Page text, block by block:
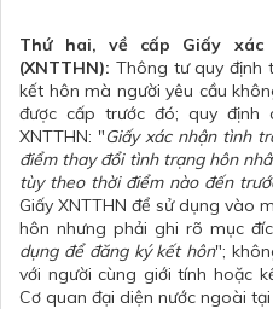
Thứ hai, về cấp Giấy
(XNTTHN): Thông tư quy định
kết hôn mà người yêu cầu
được cấp trước đó; quy định
XNTTHN: "Giấy xác nhận tình
điểm thay đổi tình trạng hôn
tùy theo thời điểm nào đến
Giấy XNTTHN để sử dụng vào
hôn nhưng phải ghi rõ mục
dụng để đăng ký kết hôn";
với người cùng giới tính hoặc
Cơ quan đại diện nước ngoài